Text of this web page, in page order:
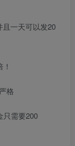
一天可以发20
格
只需要200